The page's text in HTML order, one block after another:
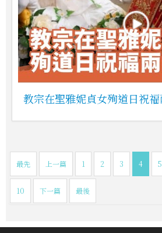
教宗在聖雅妮貞女殉道日祝
最先 上一篇 1 2 3 4 5
10 下一篇 最後